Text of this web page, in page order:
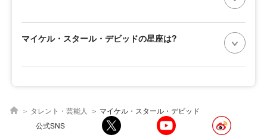
マイケル・スタール・デビッドの星座は?
タレント・芸能人
マイケル・スタール・デビッド
公式SNS